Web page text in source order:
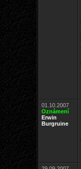
01.10.2007
Oznámení
Erwin
Burgruine